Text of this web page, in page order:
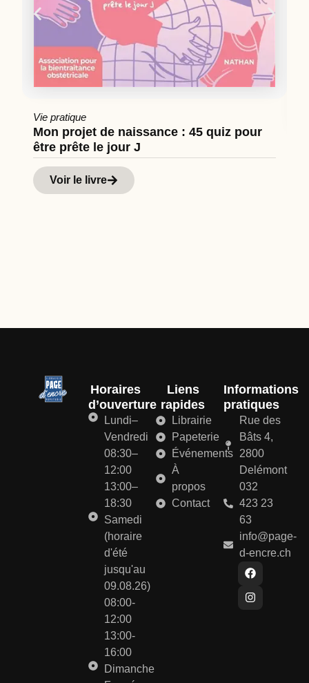
Vie pratique
Mon projet de naissance : 45 quiz pour
être prête le jour J
Voir le livre
Horaires
d’ouverture
Lundi–
Vendredi
08:30–
12:00
13:00–
18:30
Samedi
(horaire
d'été
jusqu'au
09.08.26)
08:00-
12:00
13:00-
16:00
Dimanche
Liens
rapides
Librairie
Papeterie
Événements
À
propos
Contact
Informations
pratiques
Rue des
Bâts 4,
2800
Delémont
032
423 23
63
info@page-
d-encre.ch